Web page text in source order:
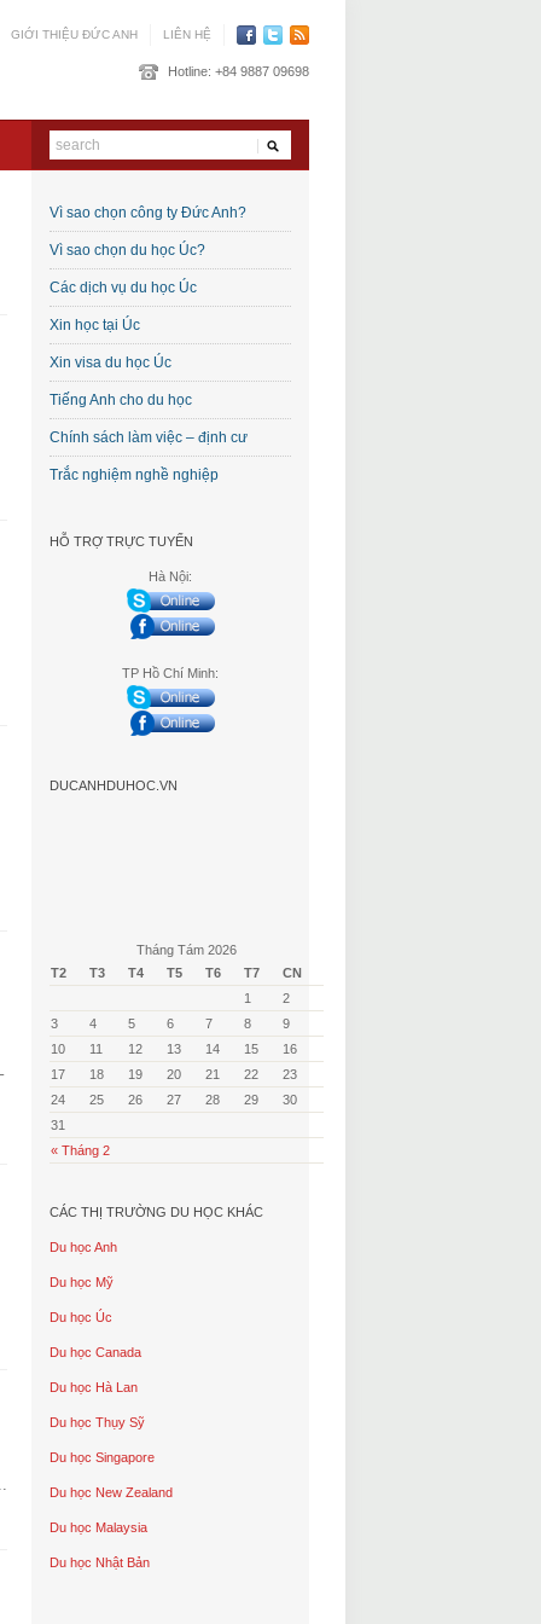
GIỚI THIỆU ĐỨC ANH LIÊN HỆ
Hotline: +84 9887 09698
Vì sao chọn công ty Đức Anh?
Vì sao chọn du học Úc?
Các dịch vụ du học Úc
Xin học tại Úc
Xin visa du học Úc
Tiếng Anh cho du học
Chính sách làm việc – định cư
Trắc nghiệm nghề nghiệp
HỖ TRỢ TRỰC TUYẾN
Hà Nội:
TP Hồ Chí Minh:
DUCANHDUHOC.VN
Tháng Tám 2026
T2
T3 T4 T5 T6 T7 CN
« Tháng 2
1
2
3
4 5 6 7 8
9
10
11 12 13 14 15
16
17
18 19 20 21 22
23
24
25 26 27 28 29
30
31
CÁC THỊ TRƯỜNG DU HỌC KHÁC
Du học Anh
Du học Mỹ
Du học Úc
Du học Canada
Du học Hà Lan
Du học Thụy Sỹ
Du học Singapore
Du học New Zealand
Du học Malaysia
Du học Nhật Bản